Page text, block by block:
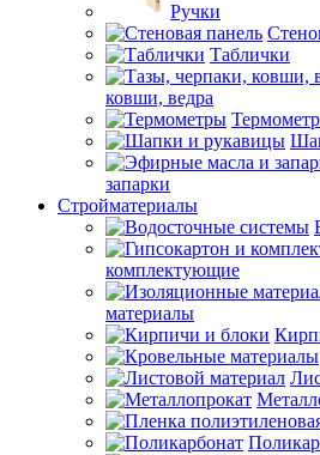
Ручки
Таблички
ковши, ведра
запарки
Стройматериалы
комплектующие
материалы